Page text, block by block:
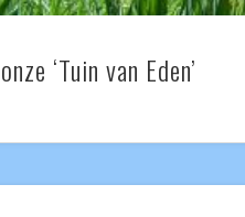
onze ‘Tuin van Eden’